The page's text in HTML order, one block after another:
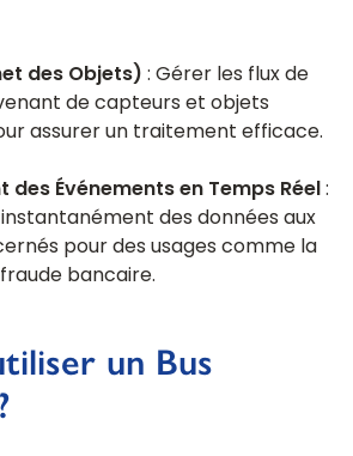
des Objets) : Gérer les flux de
de capteurs et objets
assurer un traitement efficace.
des Événements en Temps Réel :
des données aux
pour des usages comme la
bancaire.
un Bus